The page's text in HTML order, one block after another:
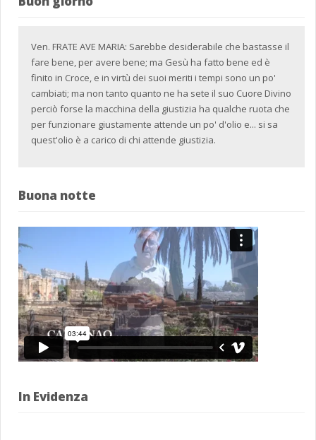
Ven. FRATE AVE MARIA: Sarebbe desiderabile che bastasse il
fare bene, per avere bene; ma Gesù ha fatto bene ed è
finito in Croce, e in virtù dei suoi meriti i tempi sono un po'
cambiati; ma non tanto quanto ne ha sete il suo Cuore Divino
perciò forse la macchina della giustizia ha qualche ruota che
per funzionare giustamente attende un po' d'olio e... si sa
quest'olio è a carico di chi attende giustizia.
Buona notte
In Evidenza